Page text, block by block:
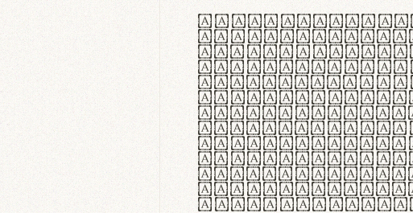
Lorem ipsum
consectetur
Handgloves
proteccio
texturae
flexibilitas
Suspendisse
Vestibulum
in faucibus
ultrices
curae;
hendrerit
justo